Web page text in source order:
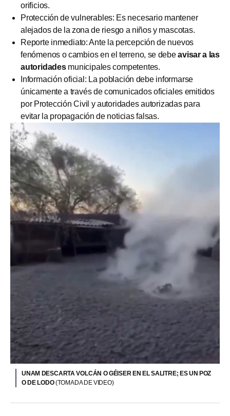
orificios.
Protección de vulnerables: Es necesario mantener
alejados de la zona de riesgo a niños y mascotas.
Reporte inmediato: Ante la percepción de nuevos
fenómenos o cambios en el terreno, se debeavisar a las
autoridades municipales competentes.
Información oficial: La población debe informarse
únicamente a través de comunicados oficiales emitidos
por Protección Civil y autoridades autorizadas para
evitar la propagación de noticias falsas.
UNAM DESCARTA VOLCÁN O GÉISER EN EL SALITRE; ES UN POZ
O DE LODO(TOMADA DE VIDEO)